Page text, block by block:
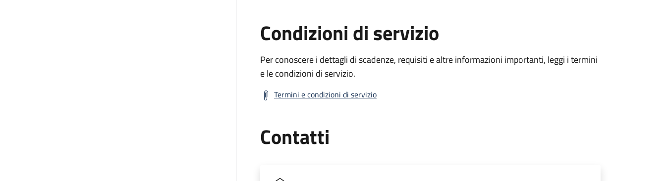
Condizioni di servizio
Per conoscere i dettagli di scadenze, requisiti e altre informazioni importanti, leggi i termini
e le condizioni di servizio.
Termini e condizioni di servizio
Contatti